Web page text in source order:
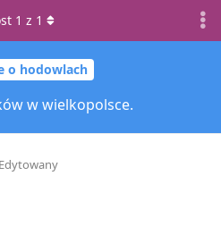
o hodowlach
w wielkopolsce.
1 z 1
Edytowany